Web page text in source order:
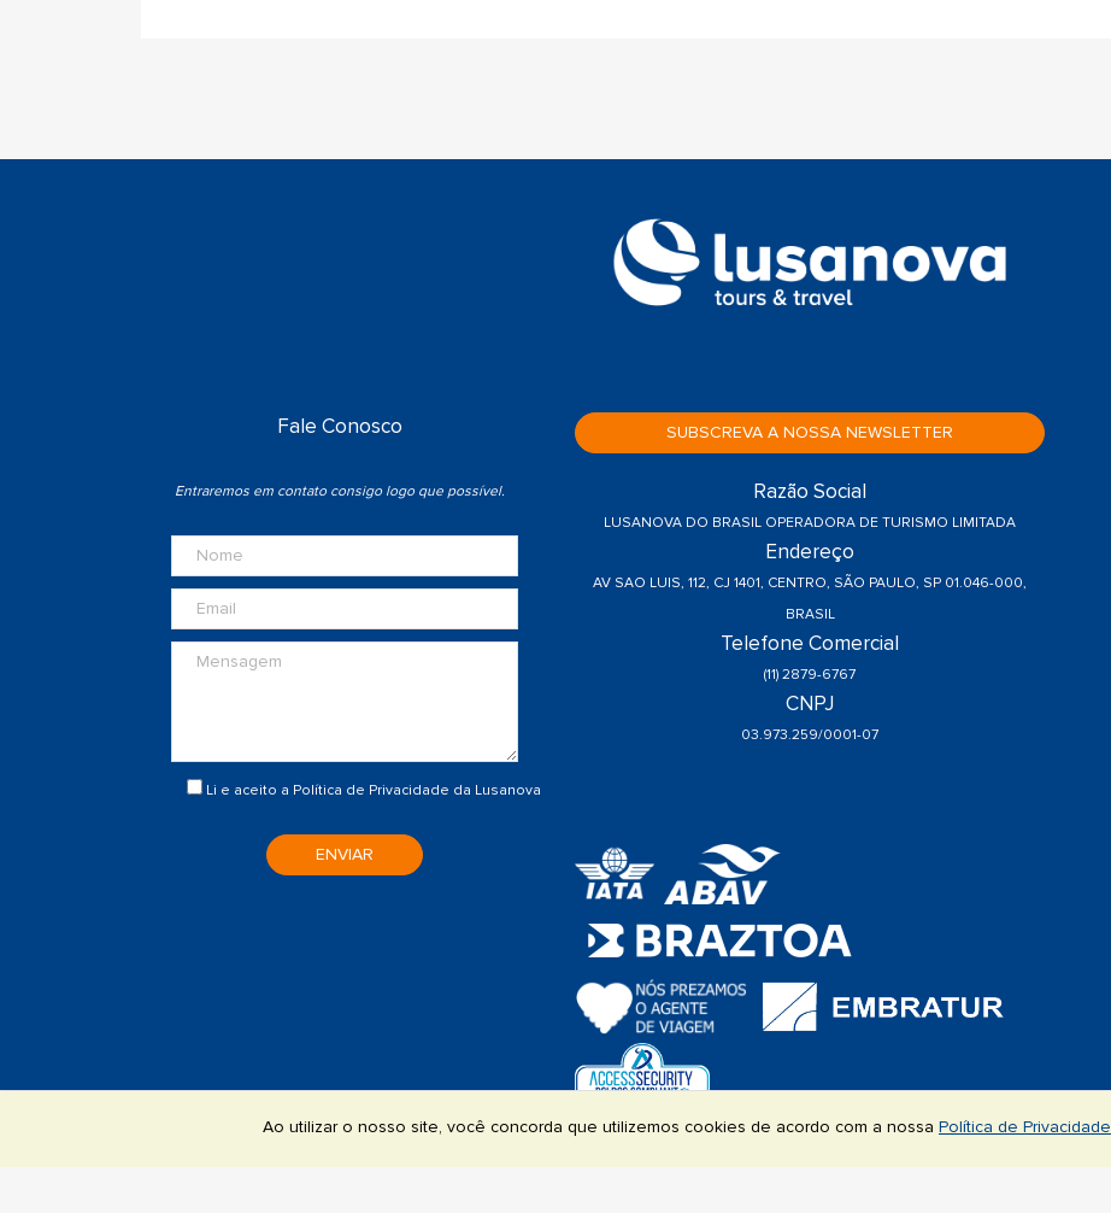
Fale Conosco
Entraremos em contato consigo logo que possível.
Li e aceito a Política de Privacidade da Lusanova
ENVIAR
SUBSCREVA A NOSSA NEWSLETTER
Razão Social
LUSANOVA DO BRASIL OPERADORA DE TURISMO LIMITADA
Endereço
AV SAO LUIS, 112, CJ 1401, CENTRO, SÃO PAULO, SP 01.046-000,
BRASIL
Telefone Comercial
(11) 2879-6767
CNPJ
03.973.259/0001-07
Ao utilizar o nosso site, você concorda que utilizemos cookies de acordo com a nossa Política de Privacidade